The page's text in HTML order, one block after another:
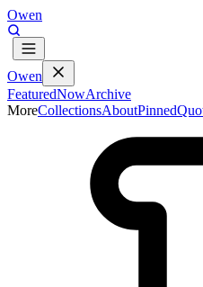
Owen
Owen
FeaturedNowArchive
MoreCollectionsAboutPinned